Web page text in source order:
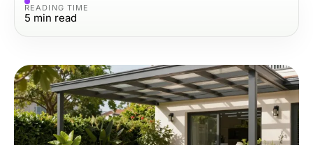
READING TIME
5 min read